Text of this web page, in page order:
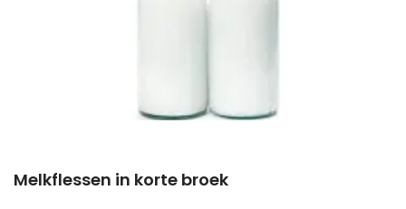
Melkflessen in korte broek